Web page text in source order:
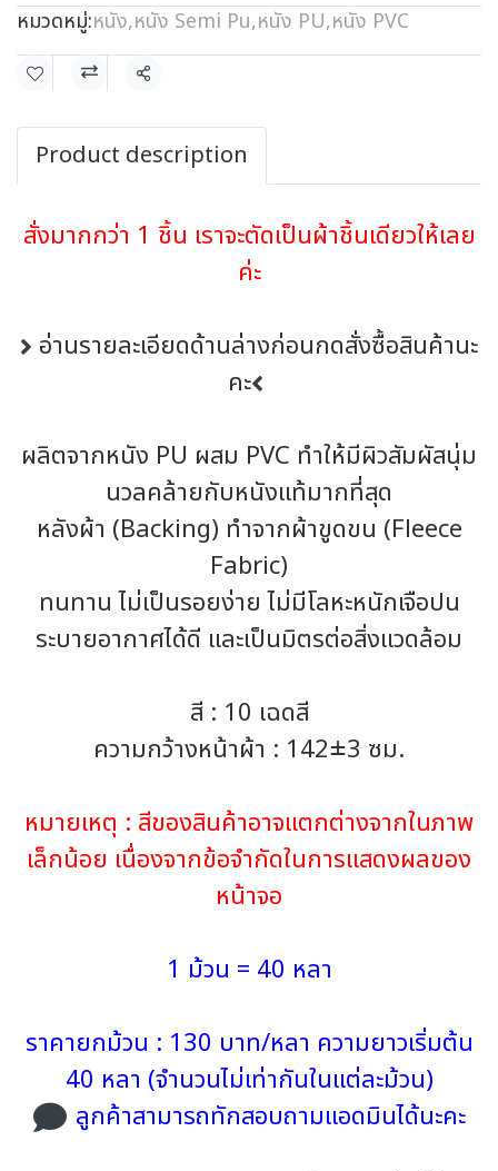
หมวดหมู่:หนัง,หนัง Semi Pu,หนัง PU,หนัง PVC
แชร์
Product description
สั่งมากกว่า 1 ชิ้น เราจะตัดเป็นผ้าชิ้นเดียวให้เลย
ค่ะ
อ่านรายละเอียดด้านล่างก่อนกดสั่งซื้อสินค้านะ
คะ
ผลิตจากหนัง PU ผสม PVC ทำให้มีผิวสัมผัสนุ่ม
นวลคล้ายกับหนังแท้มากที่สุด
หลังผ้า (Backing) ทำจากผ้าขูดขน (Fleece
Fabric)
ทนทาน ไม่เป็นรอยง่าย ไม่มีโลหะหนักเจือปน
ระบายอากาศได้ดี และเป็นมิตรต่อสิ่งแวดล้อม
สี : 10 เฉดสี
ความกว้างหน้าผ้า : 142±3 ซม.
หมายเหตุ : สีของสินค้าอาจแตกต่างจากในภาพ
เล็กน้อย เนื่องจากข้อจำกัดในการแสดงผลของ
หน้าจอ
1 ม้วน = 40 หลา
ราคายกม้วน : 130 บาท/หลา ความยาวเริ่มต้น
40 หลา (จำนวนไม่เท่ากันในแต่ละม้วน)
ลูกค้าสามารถทักสอบถามแอดมินได้นะคะ